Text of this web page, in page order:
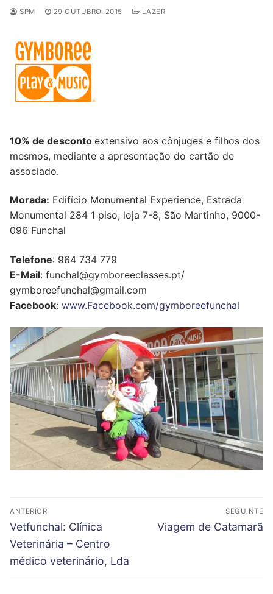
SPM 29 OUTUBRO, 2015 LAZER
10% de desconto extensivo aos cônjuges e filhos dos
mesmos, mediante a apresentação do cartão de
associado.
Morada: Edifício Monumental Experience, Estrada
Monumental 284 1 piso, loja 7-8, São Martinho, 9000-
096 Funchal
Telefone: 964 734 779
E-Mail: funchal@gymboreeclasses.pt/
gymboreefunchal@gmail.com
Facebook: www.Facebook.com/gymboreefunchal
Navegação
de
artigos
ANTERIOR
Previous
post:
Vetfunchal: Clínica
Veterinária – Centro
médico veterinário, Lda
SEGUINTE
Next
Viagem de Catamarã